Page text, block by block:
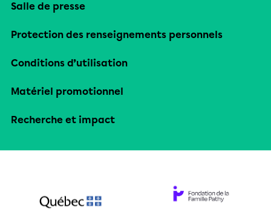
Salle de presse
Protection des renseignements personnels
Conditions d’utilisation
Matériel promotionnel
Recherche et impact